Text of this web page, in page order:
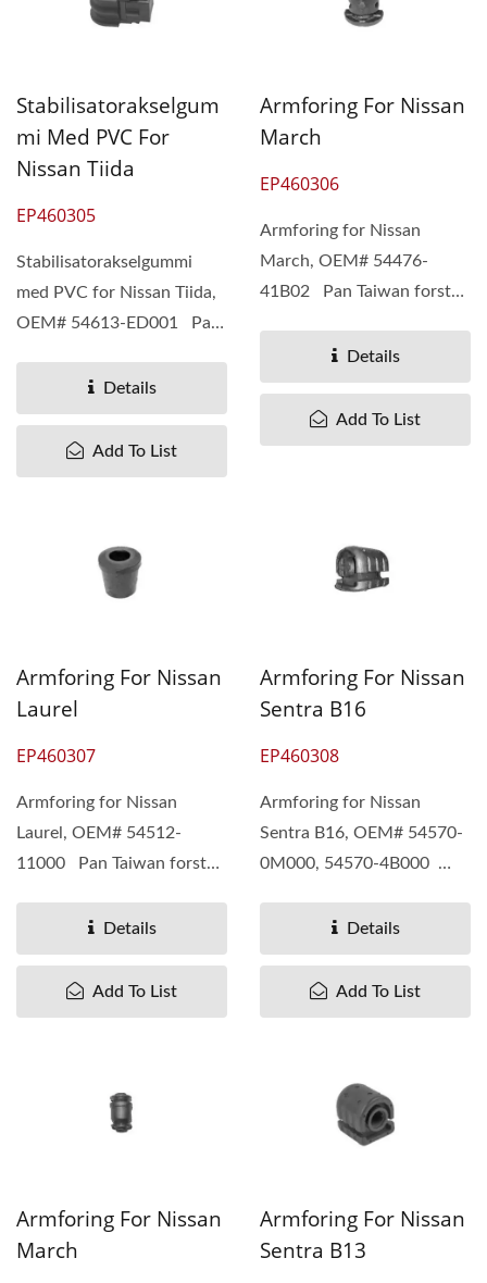
Stabilisatorakselgum
Mi Med PVC For
Nissan Tiida
EP460305
Stabilisatorakselgummi
med PVC for Nissan Tiida,
OEM# 54613-ED001 Pan
Details
Add To List
Armforing For Nissan
March
EP460306
Armforing for Nissan
March, OEM# 54476-
41B02 Pan Taiwan forstår
kundene...
Details
Add To List
Armforing For Nissan
Laurel
EP460307
Armforing for Nissan
Laurel, OEM# 54512-
11000 Pan Taiwan forstår
kundene...
Details
Add To List
Armforing For Nissan
Sentra B16
EP460308
Armforing for Nissan
Sentra B16, OEM# 54570-
0M000, 54570-4B000
forskjellige...Details
Add To List
Armforing For Nissan
March
Armforing For Nissan
Sentra B13